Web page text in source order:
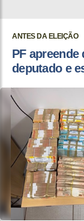
ANTES DA ELEIÇÃO
PF
deputado e